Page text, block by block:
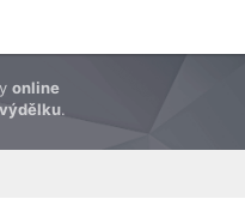
online
.